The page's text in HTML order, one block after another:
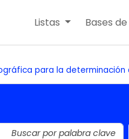
Listas Bases
para la
por palabra clave